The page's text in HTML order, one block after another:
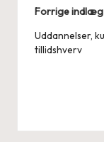
Post
Forrige indlæg
Uddannelser,
tillidshverv